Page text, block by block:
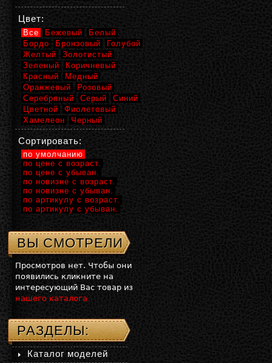
Цвет:
Все Бежевый
Белый
Бордо
Бронзовый
Голубой
Желтый
Золотистый
Зеленый
Коричневый
Красный
Медный
Оранжевый
Розовый
Серебряный
Серый
Синий
Цветной
Фиолетовый
Хамелеон
Черный
Сортировать:
по умолчанию
по цене с возраст.
по цене с убыван.
по новизне с возраст.
по новизне с убыван.
по артикулу с возраст.
по артикулу с убыван.
ВЫ СМОТРЕЛИ
Просмотров нет. Чтобы они
появились кликните на
интересующий Вас товар из
нашего каталога
РАЗДЕЛЫ:
Каталог моделей